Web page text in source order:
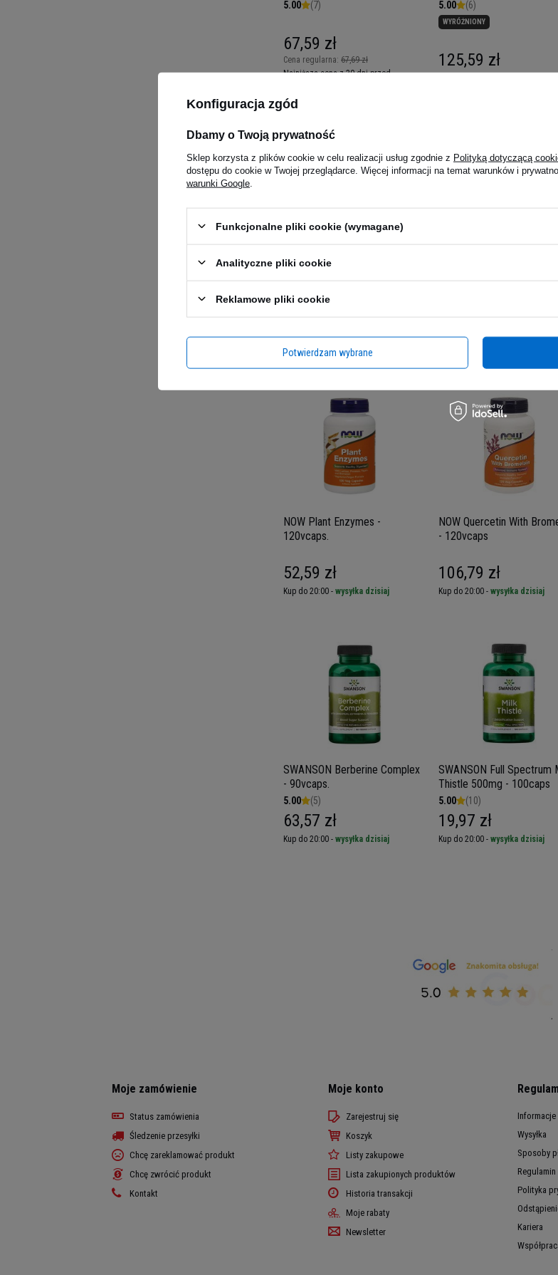
5.00 (7)
Cena regularna: 67,69 zł
67,59 zł
Najniższa cena z 30 dni przed
5.00 (6)
WYRÓŻNIONY
125,59 zł
Kup do 20:00 -
NOW Plant Enzymes -
120vcaps.
52,59 zł
Kup do 20:00 - wysyłka dzisiaj
NOW Quercetin With
- 120vcaps
106,79 zł
Kup do 20:00 - wysyłka dzisiaj
SWANSON Berberine Complex
- 90vcaps.
5.00 (5)
63,57 zł
Kup do 20:00 - wysyłka dzisiaj
SWANSON Full Spectrum
Thistle 500mg - 100caps
5.00 (10)
19,97 zł
Kup do 20:00 - wysyłka dzisiaj
Moje zamówienie
Status zamówienia
Śledzenie przesyłki
Chcę zareklamować produkt
Chcę zwrócić produkt
Kontakt
Moje konto
Zarejestruj się
Koszyk
Listy zakupowe
Lista zakupionych produktów
Historia transakcji
Moje rabaty
Newsletter
Wysyłka
Sposoby
Regulamin
Polityka
Kariera
Konfiguracja zgód
Dbamy o Twoją prywatność
Sklep korzysta z plików cookie w celu realizacji usług zgodnie z Polityką dotyczącą
dostępu do cookie w Twojej przeglądarce. Więcej informacji na temat warunków i
warunki Google
Funkcjonalne pliki cookie (wymagane)
Analityczne pliki cookie
Reklamowe pliki cookie
Potwierdzam wybrane